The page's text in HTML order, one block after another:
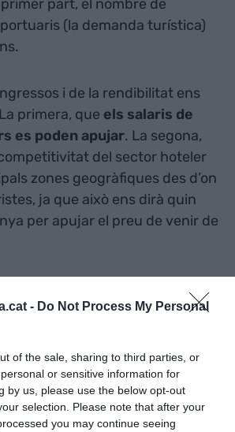
- Do Not Process My Personal
of the sale, sharing to third parties, or
or sensitive information for
by us, please use the below opt-out
selection. Please note that after your
you may continue seeing
part, el nombre de
(la demanda turística)
i de la rendibilitat ens
primera, que els salaris de
es poden apujar. La segona,
del sector hoteler
zones geogràfiques des d’on
ja que això ens dirà quin
per apujar el preu de venir de